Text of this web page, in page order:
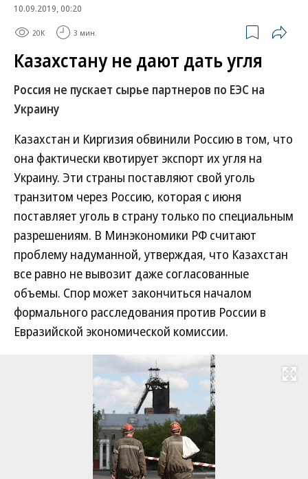
10.09.2019, 00:20
20K 3 мин.
Казахстану не дают дать угля
Россия не пускает сырье партнеров по ЕЭС на
Украину
Казахстан и Киргизия обвинили Россию в том, что
она фактически квотирует экспорт их угля на
Украину. Эти страны поставляют свой уголь
транзитом через Россию, которая с июня
поставляет уголь в страну только по специальным
разрешениям. В Минэкономики РФ считают
проблему надуманной, утверждая, что Казахстан
все равно не вывозит даже согласованные
объемы. Спор может закончиться началом
формального расследования против России в
Евразийской экономической комиссии.
Развернуть